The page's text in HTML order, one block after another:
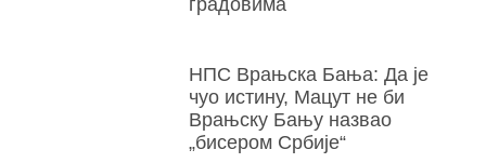
НПС Врањска Бања: Да је
чуо истину, Мацут не би
Врањску Бању назвао
„бисером Србије“